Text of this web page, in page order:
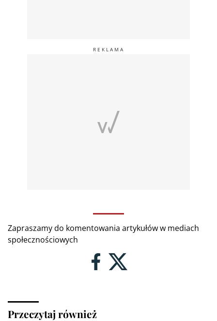
Zapraszamy do komentowania artykułów w mediach
społecznościowych
Przeczytaj również